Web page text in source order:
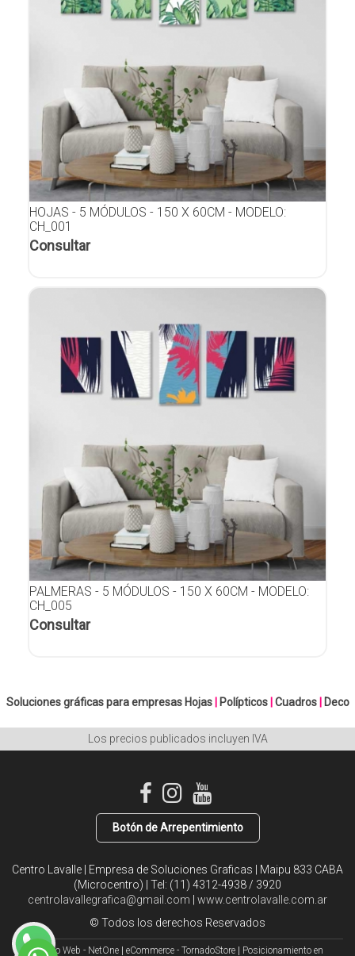
HOJAS - 5 MÓDULOS - 150 X 60CM - MODELO:
CH_001
Consultar
PALMERAS - 5 MÓDULOS - 150 X 60CM - MODELO:
CH_005
Consultar
Soluciones gráficas para empresas Hojas| Polípticos| Cuadros| Deco
Los precios publicados incluyen IVA
Botón de Arrepentimiento
Centro Lavalle | Empresa de Soluciones Graficas | Maipu 833 CABA
(Microcentro) | Tel: (11) 4312-4938 / 3920
centrolavallegrafica@gmail.com
www.centrolavalle.com.ar
© Todos los derechos Reservados
Diseño Web - NetOne eCommerce - TornadoStore Posicionamiento en